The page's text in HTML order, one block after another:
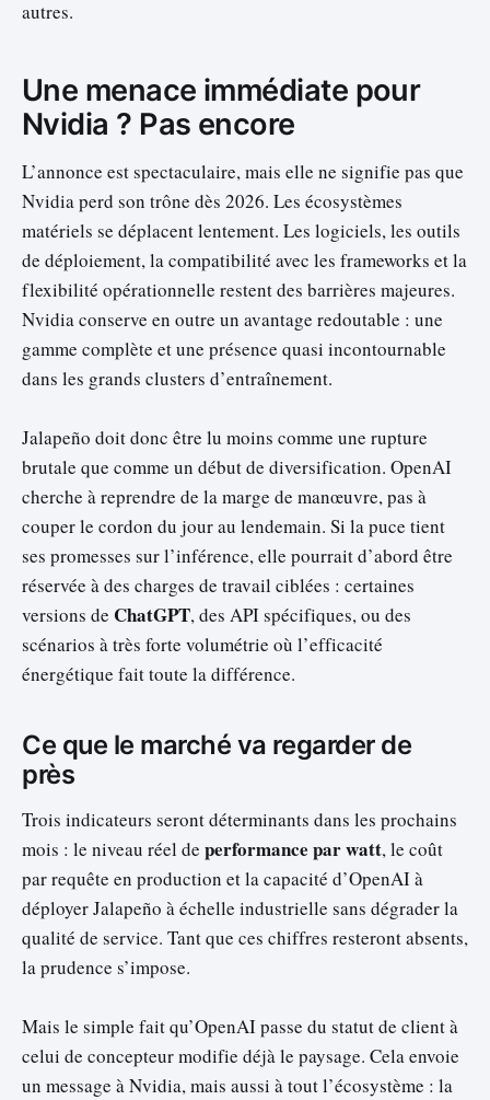
autres.
Une menace immédiate pour
Nvidia ? Pas encore
L’annonce est spectaculaire, mais elle ne signifie pas que
Nvidia perd son trône dès 2026. Les écosystèmes
matériels se déplacent lentement. Les logiciels, les outils
de déploiement, la compatibilité avec les frameworks et la
flexibilité opérationnelle restent des barrières majeures.
Nvidia conserve en outre un avantage redoutable : une
gamme complète et une présence quasi incontournable
dans les grands clusters d’entraînement.
Jalapeño doit donc être lu moins comme une rupture
brutale que comme un début de diversification. OpenAI
cherche à reprendre de la marge de manœuvre, pas à
couper le cordon du jour au lendemain. Si la puce tient
ses promesses sur l’inférence, elle pourrait d’abord être
réservée à des charges de travail ciblées : certaines
versions de ChatGPT, des API spécifiques, ou des
scénarios à très forte volumétrie où l’efficacité
énergétique fait toute la différence.
Ce que le marché va regarder de
près
Trois indicateurs seront déterminants dans les prochains
mois : le niveau réel de performance par watt, le coût
par requête en production et la capacité d’OpenAI à
déployer Jalapeño à échelle industrielle sans dégrader la
qualité de service. Tant que ces chiffres resteront absents,
la prudence s’impose.
Mais le simple fait qu’OpenAI passe du statut de client à
celui de concepteur modifie déjà le paysage. Cela envoie
un message à Nvidia, mais aussi à tout l’écosystème : la